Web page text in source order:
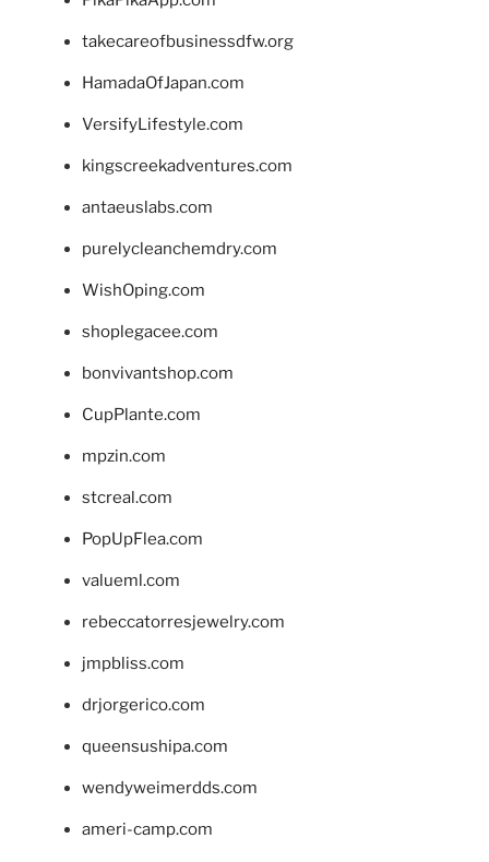
takecareofbusinessdfw.org
HamadaOfJapan.com
VersifyLifestyle.com
kingscreekadventures.com
antaeuslabs.com
purelycleanchemdry.com
WishOping.com
shoplegacee.com
bonvivantshop.com
CupPlante.com
mpzin.com
stcreal.com
PopUpFlea.com
valueml.com
rebeccatorresjewelry.com
jmpbliss.com
drjorgerico.com
queensushipa.com
wendyweimerdds.com
ameri-camp.com